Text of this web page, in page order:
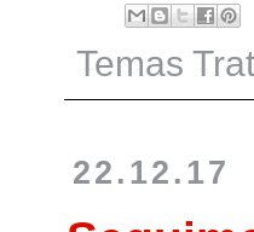
Temas
22.12.17